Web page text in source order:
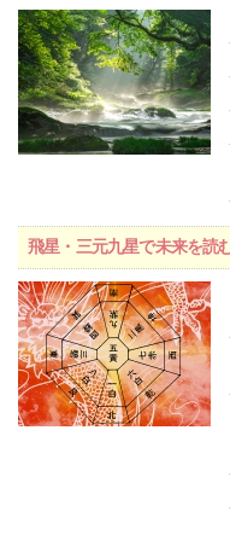
飛星・三元九星で未来を読